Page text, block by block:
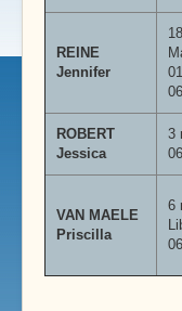
REINE
Jennifer
ROBERT
Jessica
3
VAN MAELE
Priscilla
6